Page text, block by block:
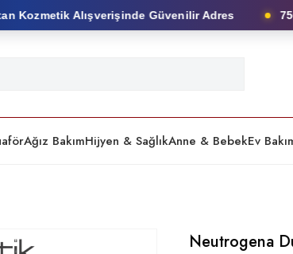
Alışverişinde Güvenilir Adres
Ağız BakımHijyen & SağlıkAnne & BebekEv
Neutrogena